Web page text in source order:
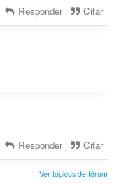
Responder Citar
Responder Citar
Ver tópicos de fórum